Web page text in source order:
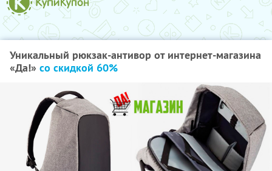
Уникальный рюкзак-антивор от интернет-магазина
«Да!» со скидкой 60%